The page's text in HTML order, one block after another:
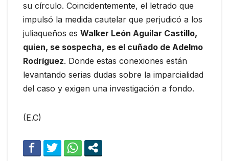
su círculo. Coincidentemente, el letrado que
impulsó la medida cautelar que perjudicó a los
juliaqueños es Walker León Aguilar Castillo,
quien, se sospecha, es el cuñado de Adelmo
Rodríguez. Donde estas conexiones están
levantando serias dudas sobre la imparcialidad
del caso y exigen una investigación a fondo.
(E.C)